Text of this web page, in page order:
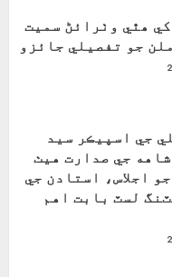
ھٿي وٺرائڻ سميت
جو تفصيلي جائزو
جي اسپيڪر سيد
جي صدارت هيٺ
اجلاس، استادن جي
لسٽ بابت اهم